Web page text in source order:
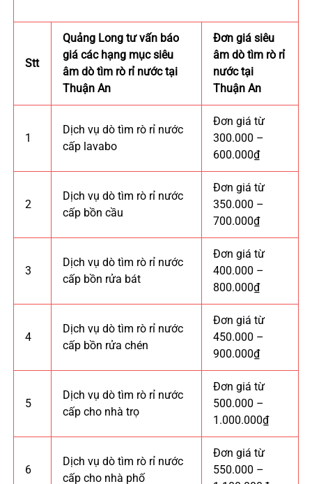
Stt
Quảng Long tư vấn báo
giá các hạng mục siêu
âm dò tìm rò rỉ nước tại
Thuận An
Đơn giá siêu
âm dò tìm rò rỉ
nước tại
Thuận An
1
Dịch vụ dò tìm rò rỉ nước
cấp lavabo
Đơn giá từ
300.000 –
600.000₫
2
Dịch vụ dò tìm rò rỉ nước
cấp bồn cầu
Đơn giá từ
350.000 –
700.000₫
3
Dịch vụ dò tìm rò rỉ nước
cấp bồn rửa bát
Đơn giá từ
400.000 –
800.000₫
4
Dịch vụ dò tìm rò rỉ nước
cấp bồn rửa chén
Đơn giá từ
450.000 –
900.000₫
5
Dịch vụ dò tìm rò rỉ nước
cấp cho nhà trọ
Đơn giá từ
500.000 –
1.000.000₫
6
Dịch vụ dò tìm rò rỉ nước
cấp cho nhà phố
Đơn giá từ
550.000 –